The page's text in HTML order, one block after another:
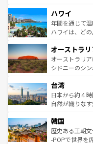
ば市内交通費無料
着のスイス情
のような巨大
ンメントが詰
西部には大自
部のニューオ
文化が魅力。
しみながら、
ならではの贅沢な旅のス
情報はコンテ
ハワイ
年間を通じて
ハワイは、ど
ワイ島は見逃
島だが、静か
おすすめ。エ
れるおもてな
人々、おいし
ク、伝統的な
ワイを、存分に味わってほ
はコンテンツ一
オーストラ
オーストラリ
シドニーのシ
リアリーフや
ク）、タスマ
ど、見どころ
いる。アクテ
ビング、ハイ
い。オースト
台湾
日本から約４
自然が織りな
ン）、静ひつな
と山間の静け
驚きをもたら
韓国
歴史ある王朝
-POPで世界を